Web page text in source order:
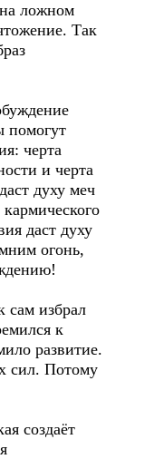
ложном
Так
помогут
черта
и черта
духу меч
даст духу
огонь,
избрал
к
развитие.
сил. Потому
создаёт